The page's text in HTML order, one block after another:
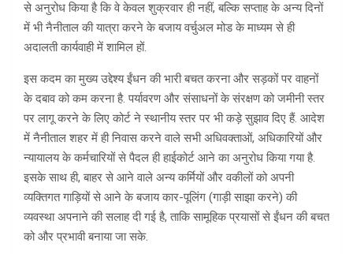
से अनुरोध किया है कि वे केवल शुक्रवार ही नहीं, बल्कि सप्ताह के अन्य दिनों
में भी नैनीताल की यात्रा करने के बजाय वर्चुअल मोड के माध्यम से ही
अदालती कार्यवाही में शामिल हों.
इस कदम का मुख्य उद्देश्य ईंधन की भारी बचत करना और सड़कों पर वाहनों
के दबाव को कम करना है. पर्यावरण और संसाधनों के संरक्षण को जमीनी स्तर
पर लागू करने के लिए कोर्ट ने स्थानीय स्तर पर भी कड़े सुझाव दिए हैं. आदेश
में नैनीताल शहर में ही निवास करने वाले सभी अधिवक्ताओं, अधिकारियों और
न्यायालय के कर्मचारियों से पैदल ही हाईकोर्ट आने का अनुरोध किया गया है.
इसके साथ ही, बाहर से आने वाले अन्य कर्मियों और वकीलों को अपनी
व्यक्तिगत गाड़ियों से आने के बजाय कार-पूलिंग (गाड़ी साझा करने) की
व्यवस्था अपनाने की सलाह दी गई है, ताकि सामूहिक प्रयासों से ईंधन की बचत
को और प्रभावी बनाया जा सके.